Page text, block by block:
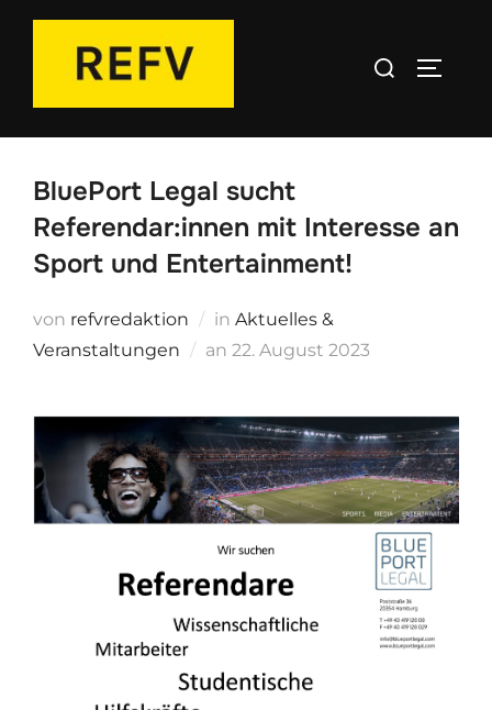
springen
Suchen
BluePort Legal sucht
Referendar:innen mit Interesse an
Sport und Entertainment!
von refvredaktion in Aktuelles &
Veranstaltungen
an Veröffentlicht
22. August 2023